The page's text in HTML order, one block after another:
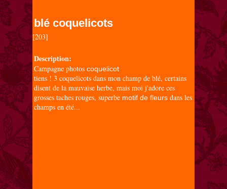
blé coquelicots
[203]
Description:
Campagne photoscoquelicot
tiens ! 3 coquelicots dans mon champ de blé, certains
disent de la mauvaise herbe, mais moi j'adore ces
grosses taches rouges, superbe motif de fleurs dans les
champs en été...